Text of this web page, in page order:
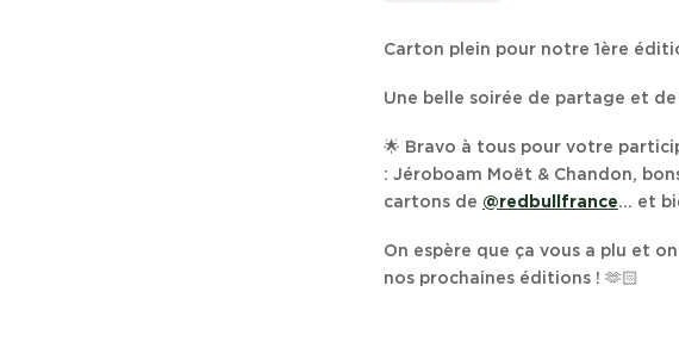
Carton plein pour notre 1ère
Une belle soirée de partage et
🌟 Bravo à tous pour votre
: Jéroboam Moët & Chandon,
cartons de @redbullfrance… et
On espère que ça vous a plu et
nos prochaines éditions ! 🫶🏻